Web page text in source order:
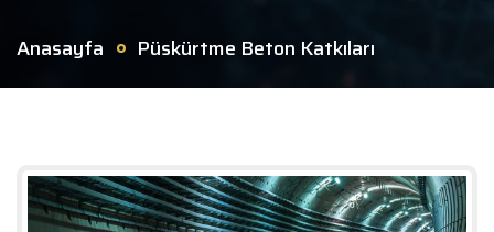
Anasayfa Püskürtme Beton Katkıları